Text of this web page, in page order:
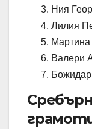
Ния
Лилия
Валери